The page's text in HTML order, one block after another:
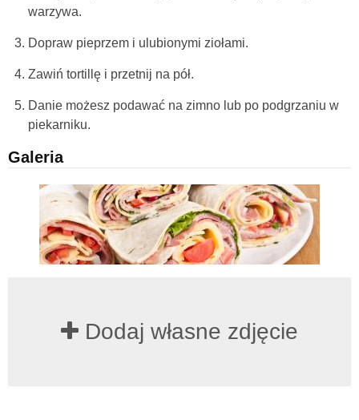
warzywa.
Dopraw pieprzem i ulubionymi ziołami.
Zawiń tortillę i przetnij na pół.
Danie możesz podawać na zimno lub po podgrzaniu w
piekarniku.
Galeria
Dodaj własne zdjęcie